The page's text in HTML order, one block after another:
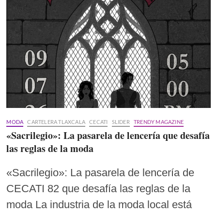
MODA CARTELERA TLAXCALA CECATI SLIDER TRENDY MAGAZINE
«Sacrilegio»: La pasarela de lencería que desafía
las reglas de la moda
«Sacrilegio»: La pasarela de lencería de
CECATI 82 que desafía las reglas de la
moda La industria de la moda local está